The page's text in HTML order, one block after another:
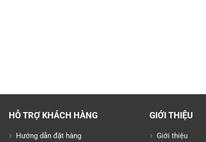
HỖ TRỢ KHÁCH HÀNG
Hướng dẫn đặt hàng
GIỚI THIỆU
Giới thiệu